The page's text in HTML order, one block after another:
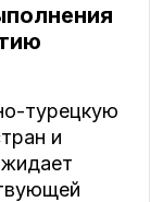
турецкую
и